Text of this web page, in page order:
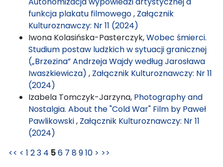
funkcja plakatu filmowego, Załącznik
Kulturoznawczy: Nr 11 (2024)
Iwona Kolasińska-Pasterczyk,Wobec śmierci.
Studium postaw ludzkich w sytuacji granicznej
(„Brzezina” Andrzeja Wajdy według Jarosława
Iwaszkiewicza) , Załącznik Kulturoznawczy: Nr 11
(2024)
Izabela Tomczyk-Jarzyna, Photography and
Nostalgia. About the "Cold War" Film by Paweł
Pawlikowski, Załącznik Kulturoznawczy: Nr 11
(2024)
<< < 1 23 4 56 7 8910 > >>